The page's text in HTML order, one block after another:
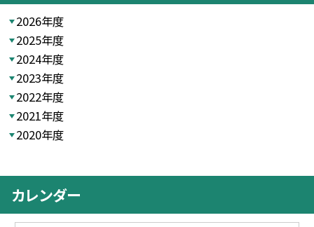
2026年度
2025年度
2024年度
2023年度
2022年度
2021年度
2020年度
カレンダー